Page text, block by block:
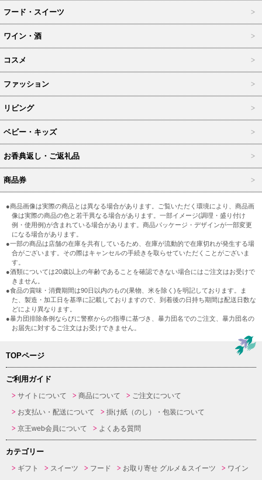
フード・スイーツ
ワイン・酒
コスメ
ファッション
リビング
ベビー・キッズ
お香典返し・ご返礼品
商品券
●商品画像は実際の商品とは異なる場合があります。ご覧いただく環境により、商品画
像は実際の商品の色と若干異なる場合があります。一部イメージ(調理・盛り付け
例・使用例)が含まれている場合があります。商品パッケージ・デザインが一部変更
になる場合があります。
●一部の商品は店舗の在庫を共有しているため、在庫が流動的で在庫切れが発生する場
合がございます。その際はキャンセルの手続きを取らせていただくことがございま
す。
●酒類については20歳以上の年齢であることを確認できない場合にはご注文はお受けで
きません。
●食品の賞味・消費期間は90日以内のもの(果物、米を除く)を明記しております。ま
た、製造・加工日を基準に記載しておりますので、到着後の日持ち期間は配送日数な
どにより異なります。
●暴力団排除条例ならびに警察からの指導に基づき、暴力団名でのご注文、暴力団名の
お届先に対するご注文はお受けできません。
TOPページ
ご利用ガイド
サイトについて 商品について
ご注文について
お支払い・配送について
掛け紙（のし）・包装について
京王web会員について
よくある質問
カテゴリー
ギフト スイーツ フード お取り寄せ グルメ＆スイーツ
ワイン